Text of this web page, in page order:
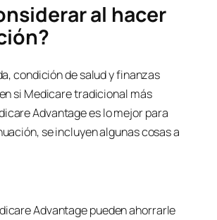
al hacer
condición de salud y finanzas
si Medicare tradicional más
Advantage es lo mejor para
se incluyen algunas cosas a
Advantage pueden ahorrarle